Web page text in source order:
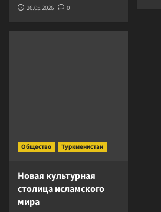
26.05.2026 0
Общество Туркменистан
Новая культурная
столица исламского
мира